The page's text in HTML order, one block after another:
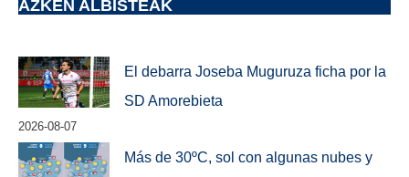
AZKEN ALBISTEAK
El debarra Joseba Muguruza ficha por la
SD Amorebieta
2026-08-07
Más de 30ºC, sol con algunas nubes y